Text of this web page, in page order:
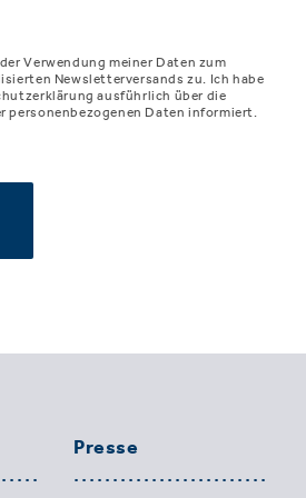
Verwendung meiner Daten zum
Newsletterversands zu. Ich habe
ausführlich über die
personenbezogenen Daten informiert.
Presse